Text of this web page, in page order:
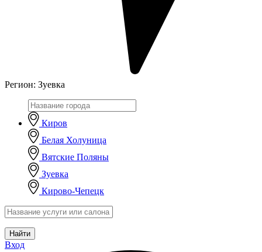
Регион: Зуевка
Киров
Белая Холуница
Вятские Поляны
Зуевка
Кирово-Чепецк
Найти
Вход